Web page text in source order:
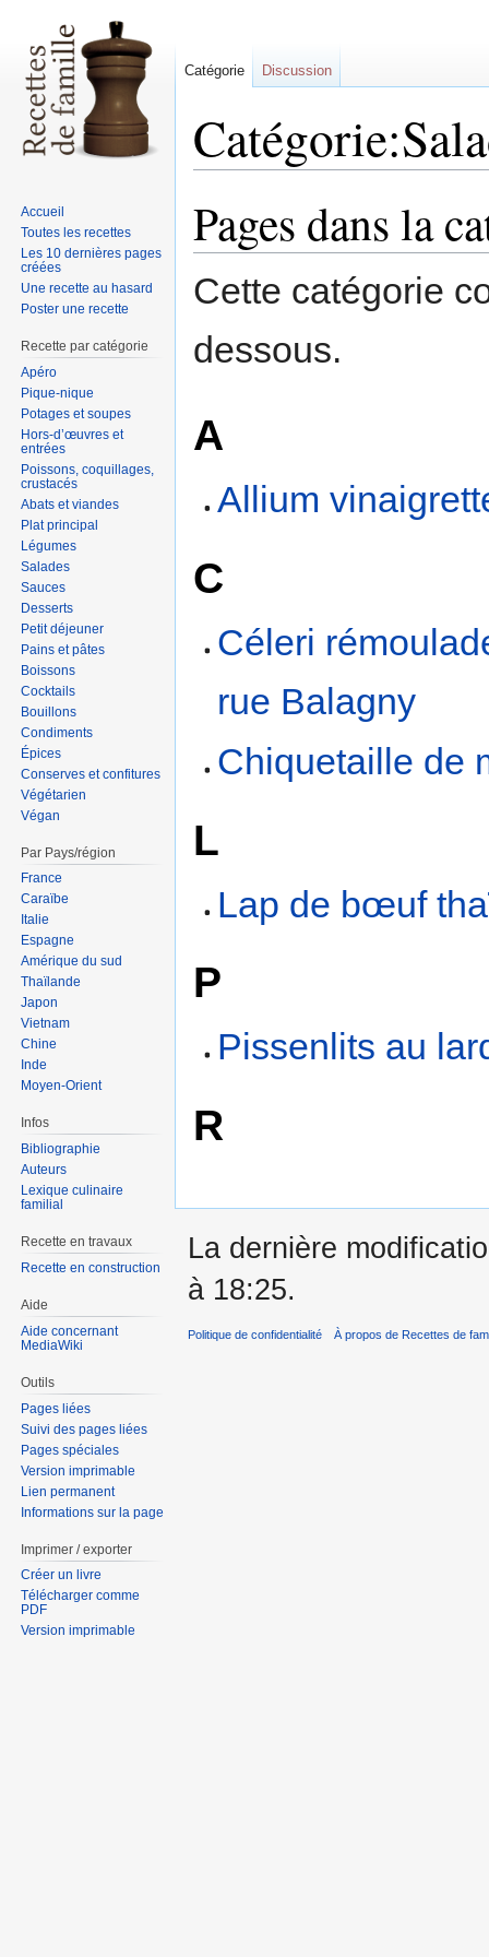
la
navigation
la
recherche
Pages dans la
Cette catégorie
dessous.
A
Allium
C
Céleri
rue Balagny
Chiquetaille de
L
Lap de bœuf
P
Pissenlits au
R
Catégorie Discussion
Accueil
Toutes les recettes
Les 10 dernières pages
créées
Une recette au hasard
Poster une recette
Recette par catégorie
Apéro
Pique-nique
Potages et soupes
Hors-d’œuvres et
entrées
Poissons, coquillages,
crustacés
Abats et viandes
Plat principal
Légumes
Salades
Sauces
Desserts
Petit déjeuner
Pains et pâtes
Boissons
Cocktails
Bouillons
Condiments
Épices
Conserves et confitures
Végétarien
Végan
Par Pays/région
France
Caraïbe
Italie
Espagne
Amérique du sud
Thaïlande
Japon
Vietnam
Chine
Inde
Moyen-Orient
Infos
Bibliographie
Auteurs
Lexique culinaire
familial
Recette en travaux
Recette en construction
Aide
Aide concernant
MediaWiki
Outils
Pages liées
Suivi des pages liées
Pages spéciales
Version imprimable
Lien permanent
Informations sur la page
Imprimer / exporter
Créer un livre
Télécharger comme
PDF
Version imprimable
La dernière
à 18:25.
Politique de confidentialité À propos de Recettes de